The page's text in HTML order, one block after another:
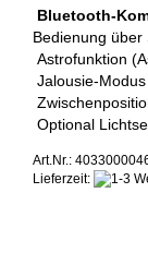
Bluetooth-
Bedienung über
Astrofunktion
Jalousie-
Optional
Art.Nr.:
Lieferzeit: